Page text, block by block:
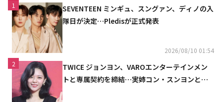
1
SEVENTEEN ミンギュ、スングァン、ディノの入
隊日が決定…Pledisが正式発表
2026/08/10 01:54
2
TWICE ジョンヨン、VAROエンターテインメン
トと専属契約を締結…実姉コン・スンヨンと同